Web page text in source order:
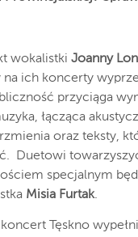
wokalistki Joanny
na ich koncerty
przyciąga
łącząca
oraz teksty,
Duetowi
specjalnym
Misia Furtak.
Tęskno